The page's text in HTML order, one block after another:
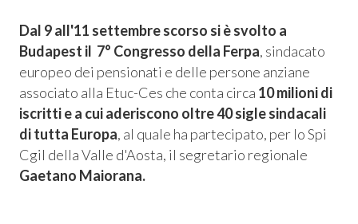
Dal 9 all'11 settembre scorso si è svolto a
Budapest il 7° Congresso della Ferpa, sindacato
europeo dei pensionati e delle persone anziane
associato alla Etuc-Ces che conta circa 10 milioni di
iscritti e a cui aderiscono oltre 40 sigle sindacali
di tutta Europa, al quale ha partecipato, per lo Spi
Cgil della Valle d'Aosta, il segretario regionale
Gaetano Maiorana.